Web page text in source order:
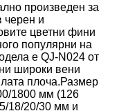
произведен за
черен и
цветни фини
популярни на
е QJ-N024 от
широки вени
плоча.Размер
1800 мм (126
18/20/30 мм и